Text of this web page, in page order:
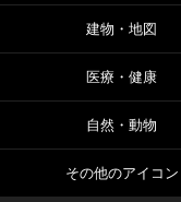
建物・地図
医療・健康
自然・動物
その他のアイコン